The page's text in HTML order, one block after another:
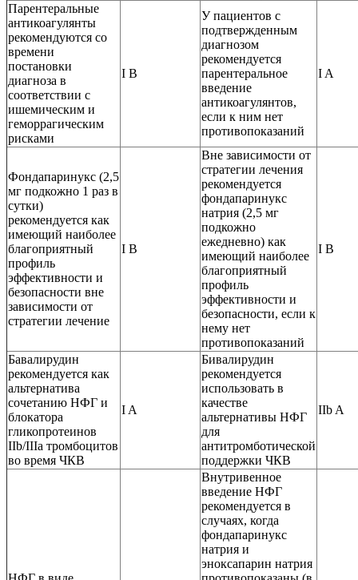
Парентеральные
антикоагулянты
рекомендуются со
времени
постановки
диагноза в
соответствии c
ишемическим и
геморрагическим
рисками
I В
У пациентов c
подтвержденным
диагнозом
рекомендуется
парентеральное
введение
антикоагулянтов,
если к ним нет
противопоказаний
I A
Фондапаринукс (2,5
мг подкожно 1 раз в
сутки)
рекомендуется как
имеющий наиболее
благоприятный
профиль
эффективности и
безопасности вне
зависимости от
стратегии лечение
I В
Вне зависимости от
стратегии лечения
рекомендуется
фондапаринукс
натрия (2,5 мг
подкожно
ежедневно) как
имеющий наиболее
благоприятный
профиль
эффективности и
безопасности, если к
нему нет
противопоказаний
I В
Бавалирудин
рекомендуется как
альтернатива
сочетанию НФГ и
блокатора
гликопротеинов
IIb/IIIa тромбоцитов
во время ЧКВ
I A
Бивалирудин
рекомендуется
использовать в
качестве
альтернативы НФГ
для
антитромботической
поддержки ЧКВ
IIb A
Внутривенное
введение НФГ
рекомендуется в
случаях, когда
фондапаринукс
натрия и
эноксапарин натрия